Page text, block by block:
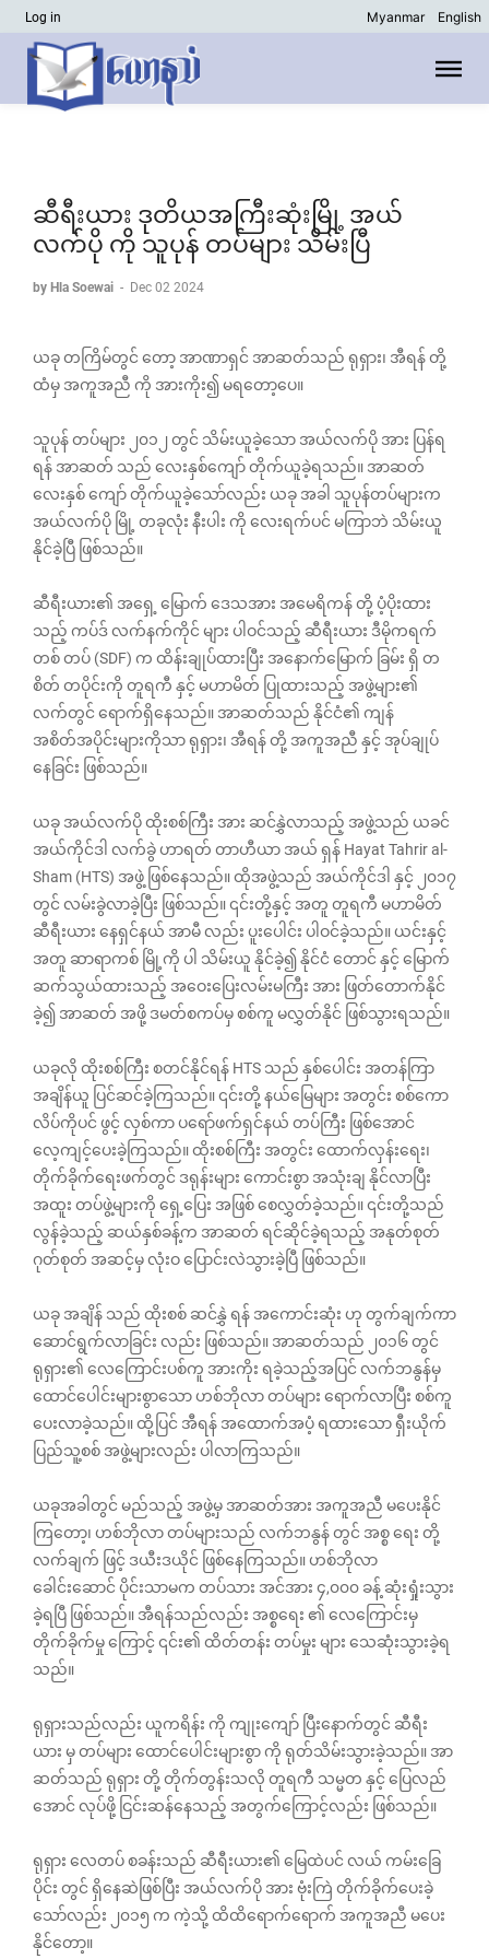
Log in Myanmar English
ဆီရီးယား ဒုတိယအကြီးဆုံးမြို့ အယ်
လက်ပို ကို သူပုန် တပ်များ သိမ်းပြီ
by Hla Soewai - Dec 02 2024
ယခု တကြိမ်တွင် တော့ အာဏာရှင် အာဆတ်သည် ရုရှား၊ အီရန် တို့
ထံမှ အကူအညီ ကို အားကိုး၍ မရတော့ပေ။
သူပုန် တပ်များ ၂၀၁၂ တွင် သိမ်းယူခဲ့သော အယ်လက်ပို အား ပြန်ရ
ရန် အာဆတ် သည် လေးနှစ်ကျော် တိုက်ယူခဲ့ရသည်။ အာဆတ်
လေးနှစ် ကျော် တိုက်ယူခဲ့သော်လည်း ယခု အခါ သူပုန်တပ်များက
အယ်လက်ပို မြို့ တခုလုံး နီးပါး ကို လေးရက်ပင် မကြာဘဲ သိမ်းယူ
နိုင်ခဲ့ပြီ ဖြစ်သည်။
ဆီရီးယား၏ အရှေ့ မြောက် ‌ဒေသအား အမေရိကန် တို့ ပံ့ပိုးထား
သည့် ကပ်ဒ် လက်နက်ကိုင် များ ပါဝင်သည့် ဆီရီးယား ဒီမိုကရက်
တစ် တပ် (SDF) က ထိန်းချုပ်ထားပြီး အနောက်မြောက် ခြမ်း ရှိ တ
စိတ် တပိုင်းကို တူရကီ နှင့် မဟာမိတ် ပြုထားသည့် အဖွဲ့များ၏
လက်တွင် ရောက်ရှိနေသည်။ အာဆတ်သည် နိုင်ငံ၏ ကျန်
အစိတ်အပိုင်းများကိုသာ ရုရှား၊ အီရန် တို့ အကူအညီ နှင့် အုပ်ချုပ်
နေခြင်း ဖြစ်သည်။
ယခု အယ်လက်ပို ထိုးစစ်ကြီး အား ဆင်နွှဲလာသည့် အဖွဲ့သည် ယခင်
အယ်ကိုင်ဒါ လက်ခွဲ ဟာရတ် တာဟီယာ အယ် ရှန် Hayat Tahrir al-
Sham (HTS) အဖွဲ့ ဖြစ်နေသည်။ ထိုအဖွဲ့သည် အယ်ကိုင်ဒါ နှင့် ၂၀၁၇
တွင် လမ်းခွဲလာခဲ့ပြီး ဖြစ်သည်။ ၎င်းတို့နှင့် အတူ တူရကီ မဟာမိတ်
ဆီရီးယား နေရှင်နယ် အာမီ လည်း ပူးပေါင်း ပါဝင်ခဲ့သည်။ ယင်းနှင့်
အတူ ဆာရာကစ် မြို့ကို ပါ သိမ်းယူ နိုင်ခဲ့၍ နိုင်ငံ တောင် နှင့် မြောက်
ဆက်သွယ်ထားသည့် အဝေးပြေးလမ်းမကြီး အား ဖြတ်တောက်နိုင်
ခဲ့၍ အာဆတ် အဖို့ ဒမတ်စကပ်မှ စစ်ကူ မလွှတ်နိုင် ဖြစ်သွားရသည်။
ယခုလို ထိုးစစ်ကြီး စတင်နိုင်ရန် HTS သည် နှစ်ပေါင်း အတန်ကြာ
အချိန်ယူ ပြင်ဆင်ခဲ့ကြသည်။ ၎င်းတို့ နယ်မြေများ အတွင်း စစ်ကော
လိပ်ကိုပင် ဖွင့် လှစ်ကာ ပရော်ဖက်ရှင်နယ် တပ်ကြီး ဖြစ်အောင်
လေ့ကျင့်ပေးခဲ့ကြသည်။ ထိုးစစ်ကြီး အတွင်း ထောက်လှန်းရေး၊
တိုက်ခိုက်ရေးဖက်တွင် ဒရုန်းများ ကောင်းစွာ အသုံးချ နိုင်လာပြီး
အထူး တပ်ဖွဲ့များကို ရှေ့ပြေး အဖြစ် စေလွှတ်ခဲ့သည်။ ၎င်းတို့သည်
လွန်ခဲ့သည့် ဆယ်နှစ်ခန့်က အာဆတ် ရင်ဆိုင်ခဲ့ရသည့် အနုတ်စုတ်
ဂုတ်စုတ် အဆင့်မှ လုံးဝ ပြောင်းလဲသွားခဲ့ပြီ ဖြစ်သည်။
ယခု အချိန် သည် ထိုးစစ် ဆင်နွှဲ ရန် အကောင်းဆုံး ဟု တွက်ချက်ကာ
ဆောင်ရွက်လာခြင်း လည်း ဖြစ်သည်။ အာဆတ်သည် ၂၀၁၆ တွင်
ရုရှား၏ လေကြောင်းပစ်ကူ အားကိုး ရခဲ့သည့်အပြင် လက်ဘနွန်မှ
ထောင်ပေါင်းများစွာသော ဟစ်ဘိုလာ တပ်များ ရောက်လာပြီး စစ်ကူ
ပေးလာခဲ့သည်။ ထို့ပြင် အီရန် အထောက်အပံ့ ရထားသော ရှီးယိုက်
ပြည်သူ့စစ် အဖွဲ့များလည်း ပါလာကြသည်။
ယခုအခါတွင် မည်သည့် အဖွဲ့မှ အာဆတ်အား အကူအညီ မပေးနိုင်
ကြတော့၊ ဟစ်ဘိုလာ တပ်များသည် လက်ဘနွန် တွင် အစ္စ‌ ရေး တို့
လက်ချက် ဖြင့် ဒယီးဒယိုင် ဖြစ်နေကြသည်။ ဟစ်ဘိုလာ
ခေါင်းဆောင် ပိုင်းသာမက တပ်သား အင်အား ၄,၀၀၀ ခန့် ဆုံးရှုံးသွား
ခဲ့ရပြီ ဖြစ်သည်။ အီရန်သည်လည်း အစ္စရေး ၏ လေကြောင်းမှ
တိုက်ခိုက်မှု ကြောင့် ၎င်း၏ ထိတ်တန်း တပ်မှုး များ သေဆုံးသွားခဲ့ရ
သည်။
ရုရှားသည်လည်း ယူကရိန်း ကို ကျုးကျော် ပြီးနောက်တွင် ဆီရီး
ယား မှ တပ်များ ထောင်ပေါင်းများစွာ ကို ရုတ်သိမ်းသွားခဲ့သည်။ အာ
ဆတ်သည် ရုရှား တို့ တိုက်တွန်းသလို တူရကီ သမ္မတ နှင့် ပြေလည်
အောင် လုပ်ဖို့ ငြင်းဆန်နေသည့် အတွက်ကြောင့်လည်း ဖြစ်သည်။
ရုရှား လေတပ် စခန်းသည် ဆီရီးယား၏ မြေထဲပင် လယ် ကမ်းခြေ
ပိုင်း တွင် ရှိနေဆဲဖြစ်ပြီး အယ်လက်ပို အား ဗုံးကြဲ တိုက်ခိုက်ပေးခဲ့
သော်လည်း ၂၀၁၅ က ကဲ့သို့ ထိထိရောက်ရောက် အကူအညီ မပေး
နိုင်တော့။